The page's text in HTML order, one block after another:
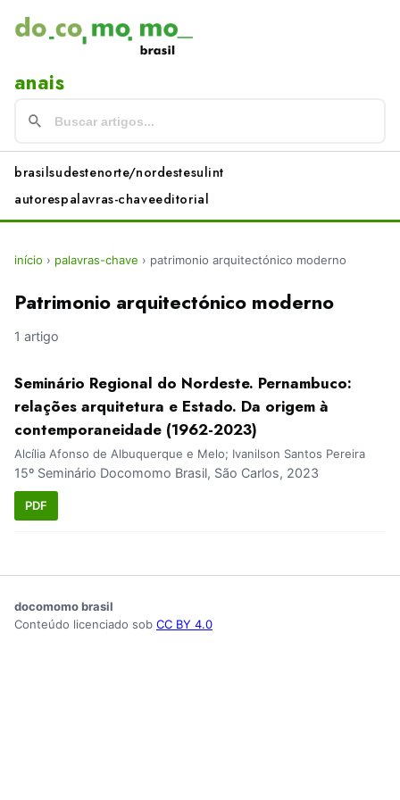
anais
brasilsudestenorte/nordestesulint
autorespalavras-chaveeditorial
início › palavras-chave › patrimonio arquitectónico moderno
Patrimonio arquitectónico moderno
1 artigo
Seminário Regional do Nordeste. Pernambuco:
relações arquitetura e Estado. Da origem à
contemporaneidade (1962-2023)
Alcília Afonso de Albuquerque e Melo; Ivanilson Santos Pereira
15º Seminário Docomomo Brasil, São Carlos, 2023
PDF
docomomo brasil
Conteúdo licenciado sob CC BY 4.0